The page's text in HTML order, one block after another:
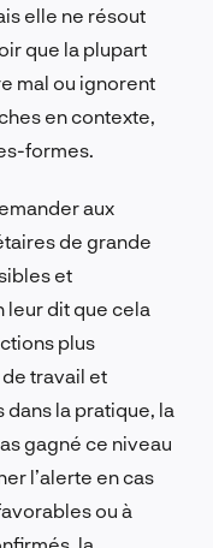
elle ne résout
que la plupart
mal ou ignorent
en contexte,
formes.
aux
de grande
et
leur dit que cela
plus
travail et
dans la pratique, la
gagné ce niveau
l’alerte en cas
ou à
la